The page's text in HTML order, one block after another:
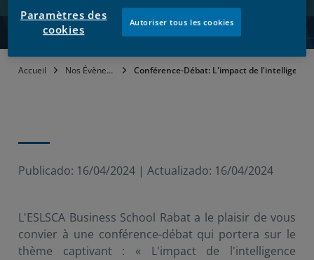
Mardi 10 Octobre
Accueil Nos Évènements Conférence-Débat: L'impact de
Publicado: 16/04/2024 | Actualizado: 16/04/2024
L'ESLSCA Business School Rabat a le plaisir de vous
convier à une conférence-débat qui portera sur le
thème captivant : « L'impact de l'intelligence
Paramètres des
cookies
Autoriser tous les cookies